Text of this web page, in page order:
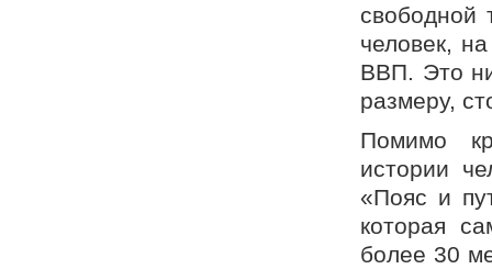
свободной
человек,
ВВП. Это
размеру,
Помимо
истории
«Пояс и
которая
более 30